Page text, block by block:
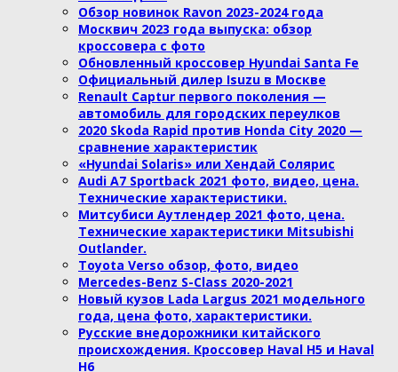
Обзор новинок Ravon 2023-2024 года
Москвич 2023 года выпуска: обзор
кроссовера с фото
Обновленный кроссовер Hyundai Santa Fe
Официальный дилер Isuzu в Москве
Renault Captur первого поколения —
автомобиль для городских переулков
2020 Skoda Rapid против Honda City 2020 —
сравнение характеристик
«Hyundai Solaris» или Хендай Солярис
Audi A7 Sportback 2021 фото, видео, цена.
Технические характеристики.
Митсубиси Аутлендер 2021 фото, цена.
Технические характеристики Mitsubishi
Outlander.
Toyota Verso обзор, фото, видео
Mercedes-Benz S-Class 2020-2021
Новый кузов Lada Largus 2021 модельного
года, цена фото, характеристики.
Русские внедорожники китайского
происхождения. Кроссовер Haval H5 и Haval
H6